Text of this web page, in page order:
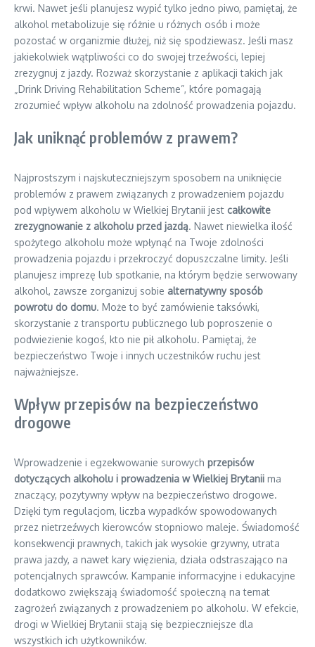
krwi. Nawet jeśli planujesz wypić tylko jedno piwo, pamiętaj, że
alkohol metabolizuje się różnie u różnych osób i może
pozostać w organizmie dłużej, niż się spodziewasz. Jeśli masz
jakiekolwiek wątpliwości co do swojej trzeźwości, lepiej
zrezygnuj z jazdy. Rozważ skorzystanie z aplikacji takich jak
„Drink Driving Rehabilitation Scheme”, które pomagają
zrozumieć wpływ alkoholu na zdolność prowadzenia pojazdu.
Jak uniknąć problemów z prawem?
Najprostszym i najskuteczniejszym sposobem na uniknięcie
problemów z prawem związanych z prowadzeniem pojazdu
pod wpływem alkoholu w Wielkiej Brytanii jest całkowite
zrezygnowanie z alkoholu przed jazdą. Nawet niewielka ilość
spożytego alkoholu może wpłynąć na Twoje zdolności
prowadzenia pojazdu i przekroczyć dopuszczalne limity. Jeśli
planujesz imprezę lub spotkanie, na którym będzie serwowany
alkohol, zawsze zorganizuj sobie alternatywny sposób
powrotu do domu. Może to być zamówienie taksówki,
skorzystanie z transportu publicznego lub poproszenie o
podwiezienie kogoś, kto nie pił alkoholu. Pamiętaj, że
bezpieczeństwo Twoje i innych uczestników ruchu jest
najważniejsze.
Wpływ przepisów na bezpieczeństwo
drogowe
Wprowadzenie i egzekwowanie surowych przepisów
dotyczących alkoholu i prowadzenia w Wielkiej Brytanii ma
znaczący, pozytywny wpływ na bezpieczeństwo drogowe.
Dzięki tym regulacjom, liczba wypadków spowodowanych
przez nietrzeźwych kierowców stopniowo maleje. Świadomość
konsekwencji prawnych, takich jak wysokie grzywny, utrata
prawa jazdy, a nawet kary więzienia, działa odstraszająco na
potencjalnych sprawców. Kampanie informacyjne i edukacyjne
dodatkowo zwiększają świadomość społeczną na temat
zagrożeń związanych z prowadzeniem po alkoholu. W efekcie,
drogi w Wielkiej Brytanii stają się bezpieczniejsze dla
wszystkich ich użytkowników.